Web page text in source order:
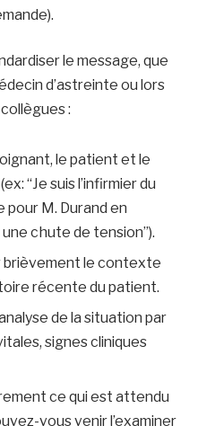
le message, que
d’astreinte ou lors
:
le patient et le
“Je suis l’infirmier du
pour M. Durand en
chute de tension”).
brièvement le contexte
récente du patient.
de la situation par
signes cliniques
ce qui est attendu
vous venir l’examiner